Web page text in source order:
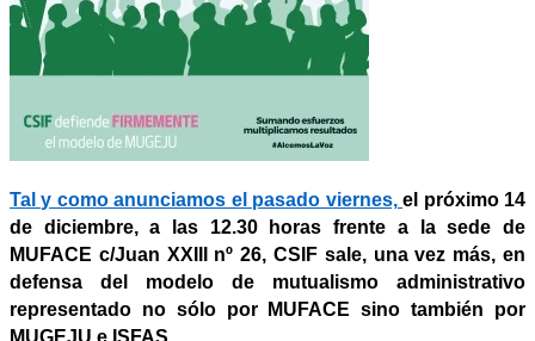
Tal y como anunciamos el pasado viernes,el próximo 14
de diciembre, a las 12.30 horas frente a la sede de
MUFACE c/Juan XXIII nº 26, CSIF sale, una vez más, en
defensa del modelo de mutualismo administrativo
representado no sólo por MUFACE sino también por
MUGEJU e ISFAS.